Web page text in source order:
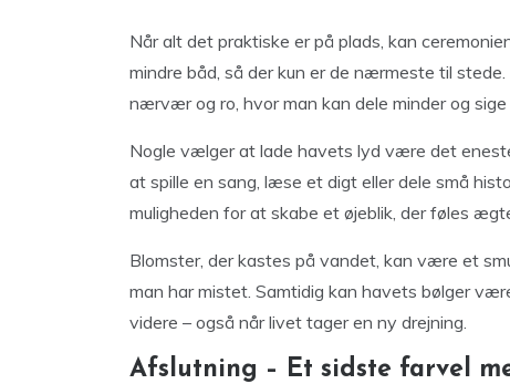
Når alt det praktiske er på plads, kan
mindre båd, så der kun er de nærmeste til
nærvær og ro, hvor man kan dele minder og
Nogle vælger at lade havets lyd være det
at spille en sang, læse et digt eller dele små
muligheden for at skabe et øjeblik, der føles
Blomster, der kastes på vandet, kan være et
man har mistet. Samtidig kan havets bølger
videre – også når livet tager en ny drejning.
Afslutning – Et sidste farvel